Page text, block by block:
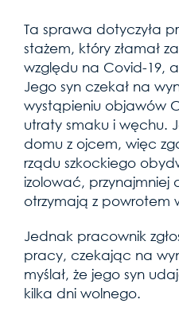
Ta sprawa dotyczyła
stażem, który złamał
względu na Covid-19,
Jego syn czekał na
wystąpieniu objawów
utraty smaku i węchu.
domu z ojcem, więc
rządu szkockiego
izolować, przynajmniej
otrzymają z powrotem
Jednak pracownik
pracy, czekając na
myślał, że jego syn
kilka dni wolnego.